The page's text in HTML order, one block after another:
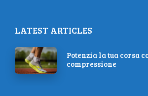
LATEST ARTICLES
Potenzia la tua corsa
compressione